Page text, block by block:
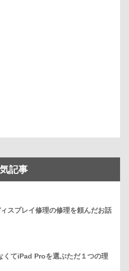
記事
スプレイ修理の修理を頼んだお話
くてiPad Proを選ぶただ１つの理